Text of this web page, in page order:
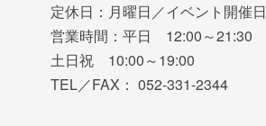
定休日：月曜日／イベント開催日
営業時間：平日 12:00～21:30
土日祝 10:00～19:00
TEL／FAX： 052-331-2344